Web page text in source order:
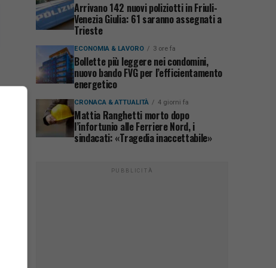
Arrivano 142 nuovi poliziotti in Friuli-
Venezia Giulia: 61 saranno assegnati a
Trieste
ECONOMIA & LAVORO 3 ore fa
Bollette più leggere nei condomini,
nuovo bando FVG per l’efficientamento
energetico
CRONACA & ATTUALITÀ 4 giorni fa
Mattia Ranghetti morto dopo
l’infortunio alle Ferriere Nord, i
sindacati: «Tragedia inaccettabile»
PUBBLICITÀ